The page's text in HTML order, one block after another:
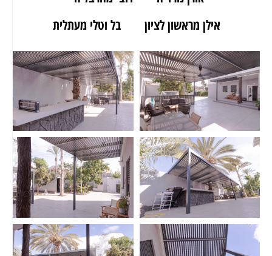
אילן מראשון לציון
בל וטלי מעתלית